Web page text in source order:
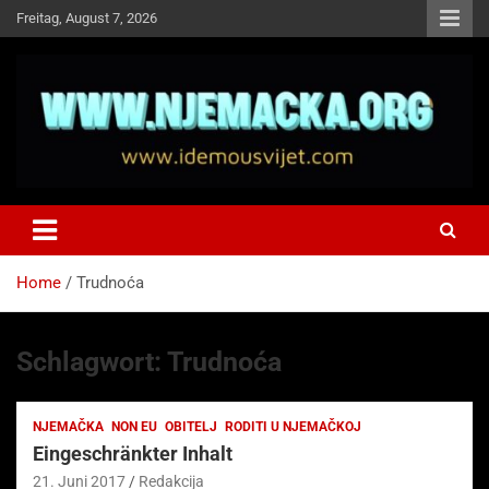
Skip
to
Freitag, August 7, 2026
Idemo u Svijet-Njemacka!
Home Trudnoća
Schlagwort: Trudnoća
NJEMAČKA NON EU OBITELJ RODITI U NJEMAČKOJ
Eingeschränkter Inhalt
21. Juni 2017 Redakcija